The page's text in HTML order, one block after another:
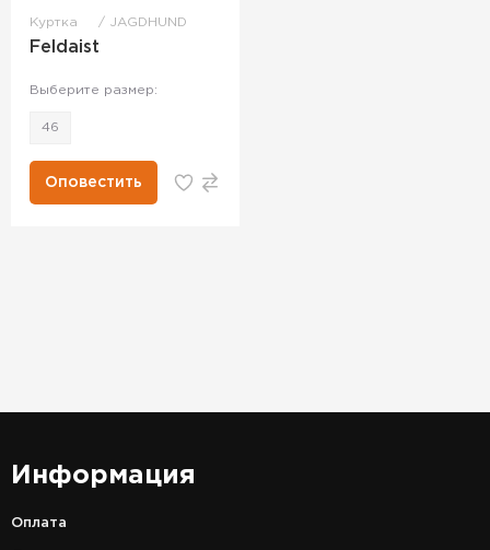
Куртка JAGDHUND
Feldaist
Выберите размер:
46
Оповестить
Информация
Оплата